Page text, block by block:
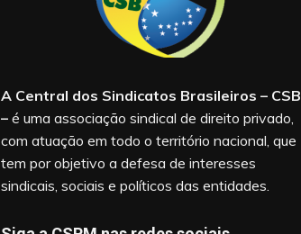
A Central dos Sindicatos Brasileiros – CSB
– é uma associação sindical de direito privado,
com atuação em todo o território nacional, que
tem por objetivo a defesa de interesses
sindicais, sociais e políticos das entidades.